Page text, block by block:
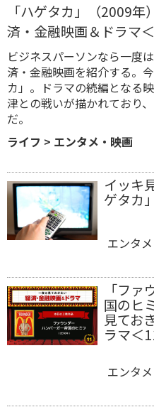
「ハゲタカ」（2009
済・金融映画＆ドラマ
ビジネスパーソンなら一度
済・金融映画を紹介する。
カ」。ドラマの続編となる
津との戦いが描かれており
だ。
ライフ > エンタメ・映画
イッキ
ゲタカ
エンタ
「フ
国のヒ
見てお
ラマ＜
エンタ